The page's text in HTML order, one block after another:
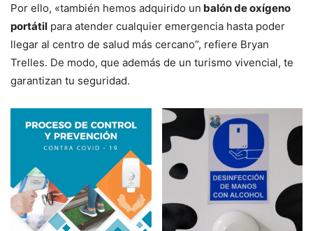
Por ello, «también hemos adquirido un balón de oxígeno
portátil para atender cualquier emergencia hasta poder
llegar al centro de salud más cercano”, refiere Bryan
Trelles. De modo, que además de un turismo vivencial, te
garantizan tu seguridad.